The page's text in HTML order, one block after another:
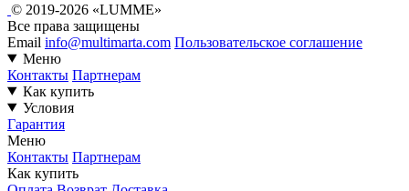
© 2019-2026 «LUMME»
Все права защищены
Email info@multimarta.com Пользовательское соглашение
Меню
Контакты Партнерам
Как купить
Условия
Гарантия
Меню
Контакты Партнерам
Как купить